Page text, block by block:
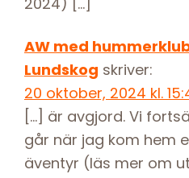
AW med
Lundskog skriver:
20 oktober, 2024 kl.
[…] är avgjord. Vi
går när jag kom hem
äventyr (läs mer om